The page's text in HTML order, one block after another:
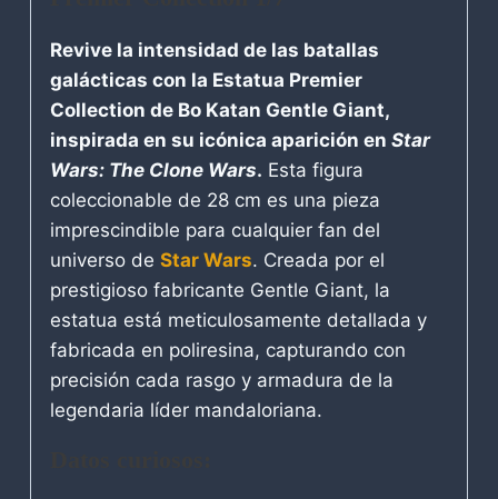
Revive la intensidad de las batallas
galácticas con la Estatua Premier
Collection de Bo Katan Gentle Giant,
inspirada en su icónica aparición en Star
Wars: The Clone Wars. Esta figura
coleccionable de 28 cm es una pieza
imprescindible para cualquier fan del
universo de Star Wars. Creada por el
prestigioso fabricante Gentle Giant, la
estatua está meticulosamente detallada y
fabricada en poliresina, capturando con
precisión cada rasgo y armadura de la
legendaria líder mandaloriana.